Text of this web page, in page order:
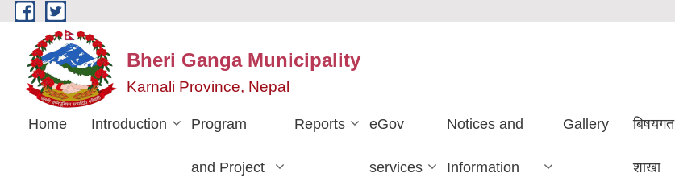
Skip to main content
Bheri Ganga Municipality
Karnali Province, Nepal
Home Introduction Program
and Project
Reports eGov
services
Notices and
Information
Gallery बिषयगत
शाखा